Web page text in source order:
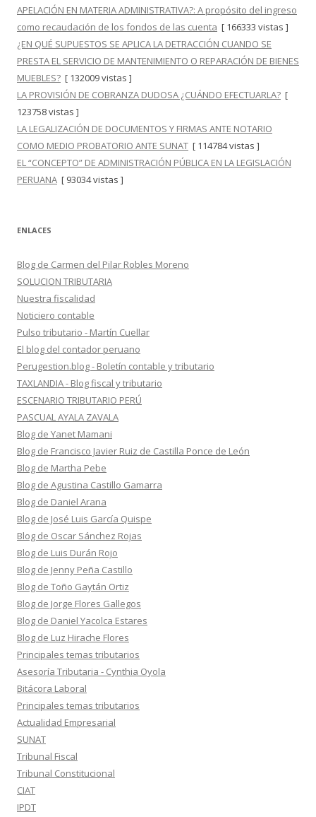
APELACIÓN EN MATERIA ADMINISTRATIVA?: A propósito del ingreso
como recaudación de los fondos de las cuenta [ 166333 vistas ]
¿EN QUÉ SUPUESTOS SE APLICA LA DETRACCIÓN CUANDO SE
PRESTA EL SERVICIO DE MANTENIMIENTO O REPARACIÓN DE BIENES
MUEBLES? [ 132009 vistas ]
LA PROVISIÓN DE COBRANZA DUDOSA ¿CUÁNDO EFECTUARLA? [
123758 vistas ]
LA LEGALIZACIÓN DE DOCUMENTOS Y FIRMAS ANTE NOTARIO
COMO MEDIO PROBATORIO ANTE SUNAT [ 114784 vistas ]
EL “CONCEPTO” DE ADMINISTRACIÓN PÚBLICA EN LA LEGISLACIÓN
PERUANA [ 93034 vistas ]
ENLACES
Blog de Carmen del Pilar Robles Moreno
SOLUCION TRIBUTARIA
Nuestra fiscalidad
Noticiero contable
Pulso tributario - Martín Cuellar
El blog del contador peruano
Perugestion.blog - Boletín contable y tributario
TAXLANDIA - Blog fiscal y tributario
ESCENARIO TRIBUTARIO PERÚ
PASCUAL AYALA ZAVALA
Blog de Yanet Mamani
Blog de Francisco Javier Ruiz de Castilla Ponce de León
Blog de Martha Pebe
Blog de Agustina Castillo Gamarra
Blog de Daniel Arana
Blog de José Luis García Quispe
Blog de Oscar Sánchez Rojas
Blog de Luis Durán Rojo
Blog de Jenny Peña Castillo
Blog de Toño Gaytán Ortiz
Blog de Jorge Flores Gallegos
Blog de Daniel Yacolca Estares
Blog de Luz Hirache Flores
Principales temas tributarios
Asesoría Tributaria - Cynthia Oyola
Bitácora Laboral
Principales temas tributarios
Actualidad Empresarial
SUNAT
Tribunal Fiscal
Tribunal Constitucional
CIAT
IPDT